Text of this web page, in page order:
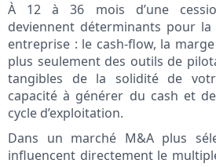
À 12 à 36 mois d’une
deviennent déterminants pour
entreprise : le cash‑flow, la
plus seulement des outils de
tangibles de la solidité de
capacité à générer du cash et
cycle d’exploitation.
Dans un marché M&A plus
influencent directement le